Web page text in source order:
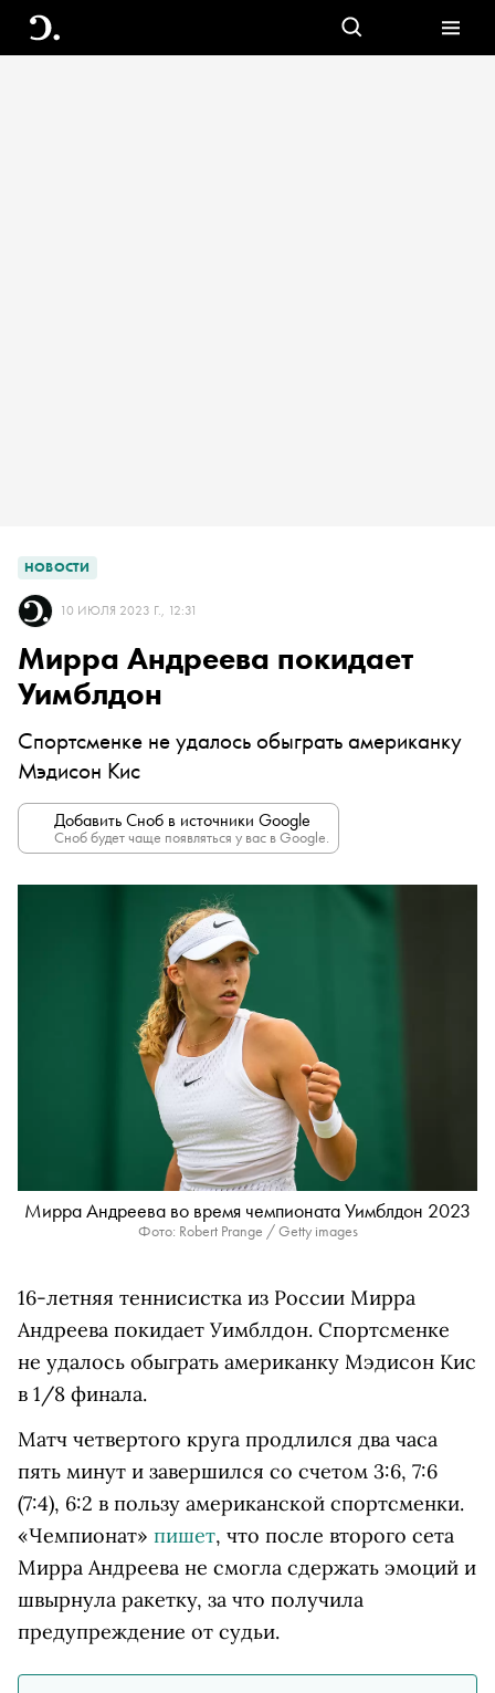
НОВОСТИ
10 ИЮЛЯ 2023 Г., 12:31
Мирра Андреева покидает
Уимблдон
Спортсменке не удалось обыграть американку
Мэдисон Кис
Добавить Сноб в источники Google
Сноб будет чаще появляться у вас в Google.
Мирра Андреева во время чемпионата Уимблдон 2023
Фото: Robert Prange / Getty images
16-летняя теннисистка из России Мирра
Андреева покидает Уимблдон. Спортсменке
не удалось обыграть американку Мэдисон Кис
в 1/8 финала.
Матч четвертого круга продлился два часа
пять минут и завершился со счетом 3:6, 7:6
(7:4), 6:2 в пользу американской спортсменки.
«Чемпионат» пишет, что после второго сета
Мирра Андреева не смогла сдержать эмоций и
швырнула ракетку, за что получила
предупреждение от судьи.